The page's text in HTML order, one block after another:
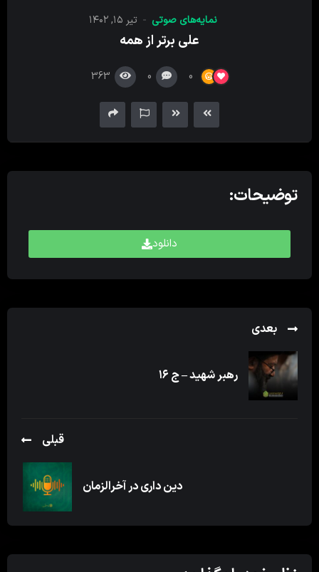
نمایه‌های صوتی تیر ۱۵, ۱۴۰۲
علی برتر از همه
0
0
363
توضیحات:
دانلود
بعدی
رهبر شهید – ج ۱۶
قبلی
دین داری در آخرالزمان